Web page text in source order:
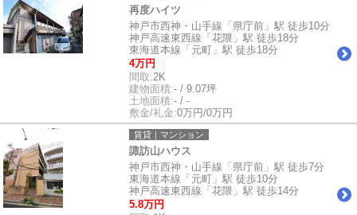
再度ハイツ
神戸市西神・山手線「県庁前」駅 徒歩10分
神戸高速東西線「花隈」駅 徒歩18分
東海道本線「元町」駅 徒歩18分
4万円
間取:2K
建物面積:- / 9.07坪
土地面積:- / -
敷金/礼金:0万円/0万円
賃貸｜マンション
諏訪山ハウス
神戸市西神・山手線「県庁前」駅 徒歩7分
東海道本線「元町」駅 徒歩10分
神戸高速東西線「花隈」駅 徒歩14分
5.8万円